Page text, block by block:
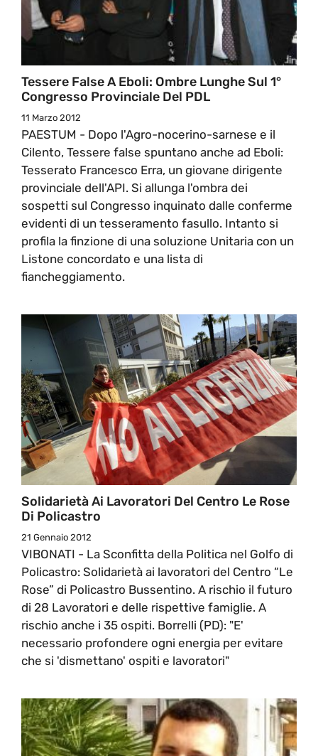
Tessere False A Eboli: Ombre Lunghe Sul 1°
Congresso Provinciale Del PDL
11 Marzo 2012
PAESTUM - Dopo l'Agro-nocerino-sarnese e il
Cilento, Tessere false spuntano anche ad Eboli:
Tesserato Francesco Erra, un giovane dirigente
provinciale dell'API. Si allunga l'ombra dei
sospetti sul Congresso inquinato dalle conferme
evidenti di un tesseramento fasullo. Intanto si
profila la finzione di una soluzione Unitaria con un
Listone concordato e una lista di
fiancheggiamento.
Solidarietà Ai Lavoratori Del Centro Le Rose
Di Policastro
21 Gennaio 2012
VIBONATI - La Sconfitta della Politica nel Golfo di
Policastro: Solidarietà ai lavoratori del Centro “Le
Rose” di Policastro Bussentino. A rischio il futuro
di 28 Lavoratori e delle rispettive famiglie. A
rischio anche i 35 ospiti. Borrelli (PD): "E'
necessario profondere ogni energia per evitare
che si 'dismettano' ospiti e lavoratori"